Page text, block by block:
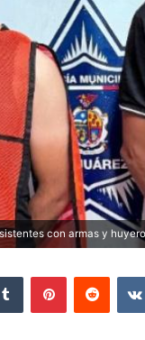
con armas y
Tumblr PinterestReddit